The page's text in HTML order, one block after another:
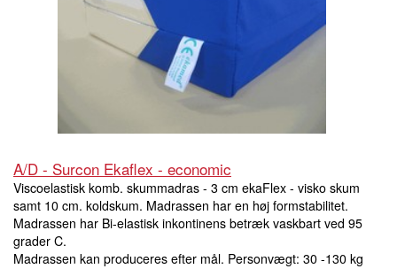
A/D - Surcon Ekaflex - economic
Viscoelastisk komb. skummadras - 3 cm ekaFlex - visko skum
samt 10 cm. koldskum. Madrassen har en høj formstabilitet.
Madrassen har Bi-elastisk inkontinens betræk vaskbart ved 95
grader C.
Madrassen kan produceres efter mål. Personvægt: 30 -130 kg